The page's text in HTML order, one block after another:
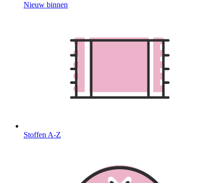
Nieuw binnen
Stoffen A-Z